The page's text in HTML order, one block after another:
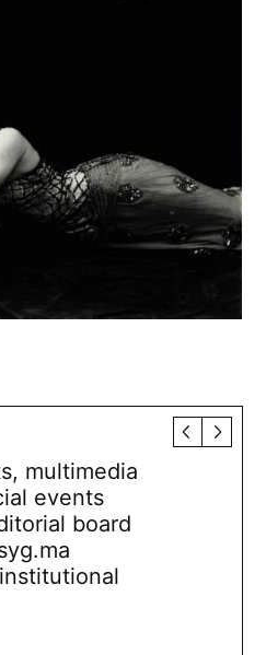
multimedia
events
board